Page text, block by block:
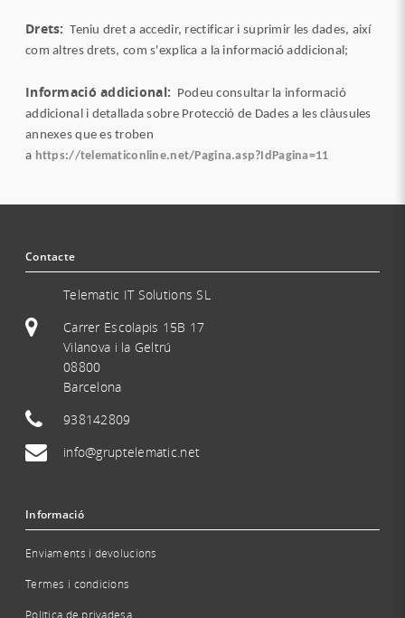
Drets: Teniu dret a accedir, rectificar i suprimir les dades, així
com altres drets, com s'explica a la informació addicional;
Informació addicional: Podeu consultar la informació
addicional i detallada sobre Protecció de Dades a les clàusules
annexes que es troben
a https://telematiconline.net/Pagina.asp?IdPagina=11
Contacte
Telematic IT Solutions SL
Carrer Escolapis 15B 17
Vilanova i la Geltrú
08800
Barcelona
938142809
info@gruptelematic.net
Informació
Enviaments i devolucions
Termes i condicions